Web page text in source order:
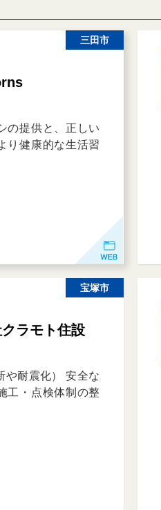
三田市
の提供と、正しい
り健康的な生活習
宝塚市
ラモト住設
や耐震化） 安全な
工・点検体制の整